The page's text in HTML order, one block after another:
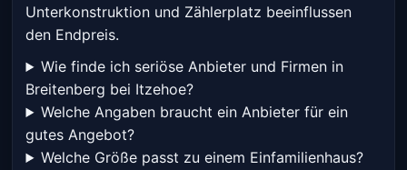
Unterkonstruktion und Zählerplatz beeinflussen
den Endpreis.
Wie finde ich seriöse Anbieter und Firmen in
Breitenberg bei Itzehoe?
Welche Angaben braucht ein Anbieter für ein
gutes Angebot?
Welche Größe passt zu einem Einfamilienhaus?